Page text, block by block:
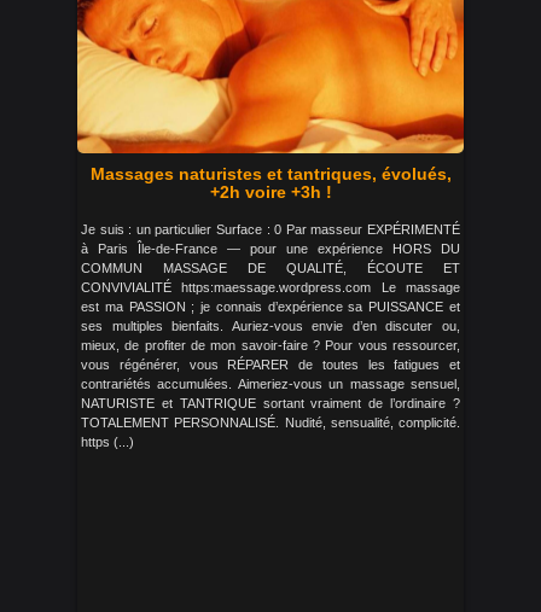
Massages naturistes et tantriques, évolués,
+2h voire +3h !
Je suis : un particulier Surface : 0 Par masseur EXPÉRIMENTÉ
à Paris Île-de-France — pour une expérience HORS DU
COMMUN MASSAGE DE QUALITÉ, ÉCOUTE ET
CONVIVIALITÉ https:maessage.wordpress.com Le massage
est ma PASSION ; je connais d’expérience sa PUISSANCE et
ses multiples bienfaits. Auriez-vous envie d’en discuter ou,
mieux, de profiter de mon savoir-faire ? Pour vous ressourcer,
vous régénérer, vous RÉPARER de toutes les fatigues et
contrariétés accumulées. Aimeriez-vous un massage sensuel,
NATURISTE et TANTRIQUE sortant vraiment de l’ordinaire ?
TOTALEMENT PERSONNALISÉ. Nudité, sensualité, complicité.
https (...)